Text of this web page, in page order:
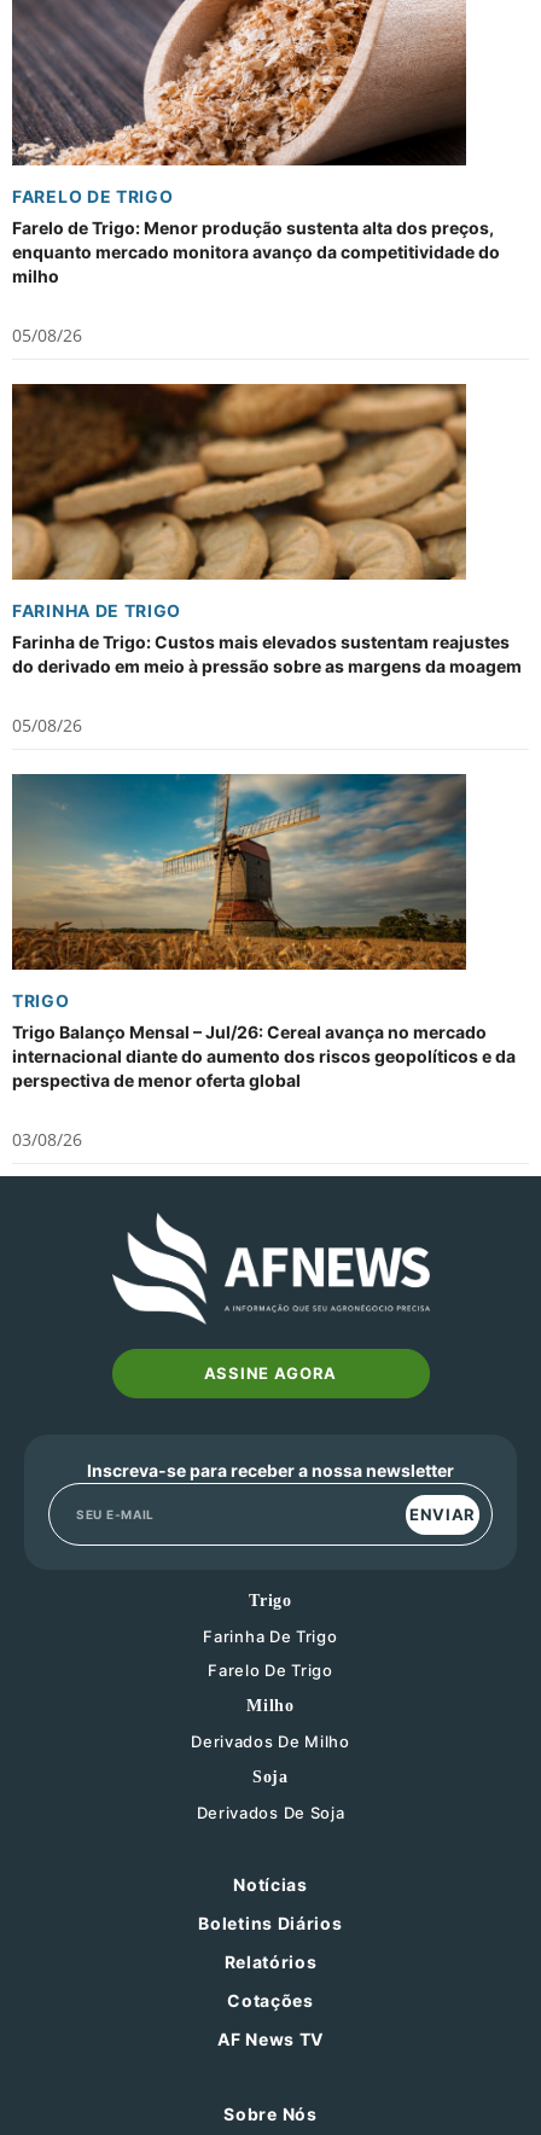
FARELO DE TRIGO
Farelo de Trigo: Menor produção sustenta alta dos preços,
enquanto mercado monitora avanço da competitividade do
milho
05/08/26
FARINHA DE TRIGO
Farinha de Trigo: Custos mais elevados sustentam reajustes
do derivado em meio à pressão sobre as margens da moagem
05/08/26
TRIGO
Trigo Balanço Mensal – Jul/26: Cereal avança no mercado
internacional diante do aumento dos riscos geopolíticos e da
perspectiva de menor oferta global
03/08/26
ASSINE AGORA
Inscreva-se para receber a nossa newsletter
ENVIAR
Trigo
Farinha De Trigo
Farelo De Trigo
Milho
Derivados De Milho
Soja
Derivados De Soja
Notícias
Boletins Diários
Relatórios
Cotações
AF News TV
Sobre Nós